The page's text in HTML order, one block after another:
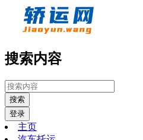
搜索内容
搜索
登录
主页